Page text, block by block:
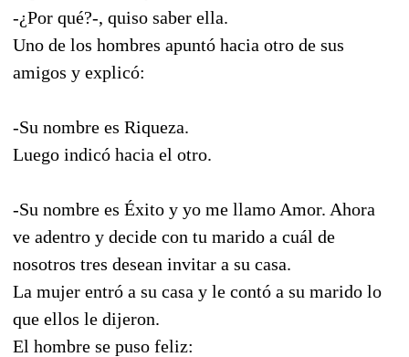
-¿Por qué?-, quiso saber ella.
Uno de los hombres apuntó hacia otro de sus
amigos y explicó:
-Su nombre es Riqueza.
Luego indicó hacia el otro.
-Su nombre es Éxito y yo me llamo Amor. Ahora
ve adentro y decide con tu marido a cuál de
nosotros tres desean invitar a su casa.
La mujer entró a su casa y le contó a su marido lo
que ellos le dijeron.
El hombre se puso feliz: